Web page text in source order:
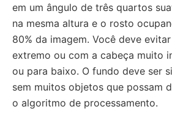
em um ângulo de três quartos
na mesma altura e o rosto
80% da imagem. Você deve
extremo ou com a cabeça muito
ou para baixo. O fundo deve ser
sem muitos objetos que possam
o algoritmo de processamento.